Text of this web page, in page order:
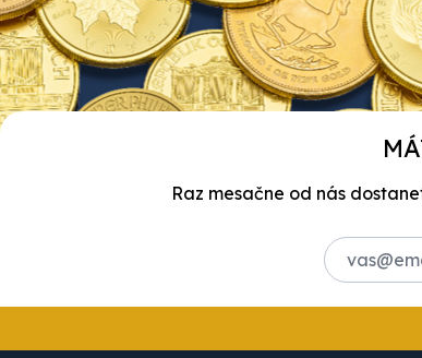
Raz mesačne od nás